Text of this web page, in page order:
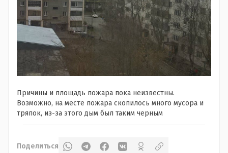
Причины и площадь пожара пока неизвестны.
Возможно, на месте пожара скопилось много мусора и
тряпок, из-за этого дым был таким черным
Поделиться